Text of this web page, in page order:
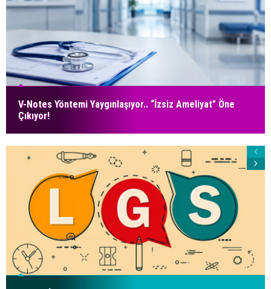
V-Notes Yöntemi Yaygınlaşıyor.. “İzsiz Ameliyat” Öne
Çıkıyor!